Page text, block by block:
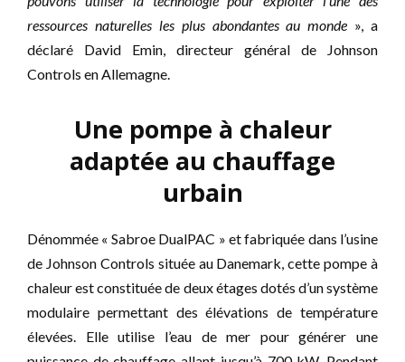
ressources naturelles les plus abondantes au monde », a
déclaré David Emin, directeur général de Johnson
Controls en Allemagne.
Une pompe à chaleur
adaptée au chauffage
urbain
Dénommée « Sabroe DualPAC » et fabriquée dans l’usine
de Johnson Controls située au Danemark, cette pompe à
chaleur est constituée de deux étages dotés d’un système
modulaire permettant des élévations de température
élevées. Elle utilise l’eau de mer pour générer une